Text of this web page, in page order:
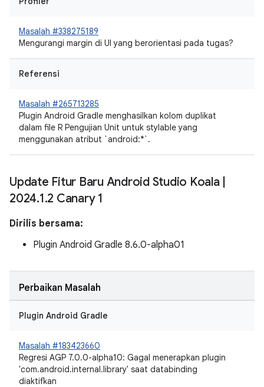
Masalah #338275189
Mengurangi margin di UI yang berorientasi pada tugas?
Referensi
Masalah #265713285
Plugin Android Gradle menghasilkan kolom duplikat
dalam file R Pengujian Unit untuk stylable yang
menggunakan atribut `android:*`.
Update Fitur Baru Android Studio Koala
2024.1.2 Canary 1
Dirilis bersama:
Plugin Android Gradle 8.6.0-alpha01
Perbaikan Masalah
Plugin Android Gradle
Masalah #183423660
Regresi AGP 7.0.0-alpha10: Gagal menerapkan plugin
'com.android.internal.library' saat databinding
diaktifkan